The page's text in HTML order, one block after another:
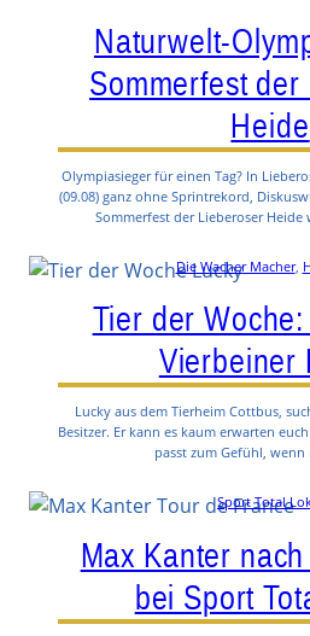
Naturwelt-
Sommerfest
Heide
Olympiasieger für einen Tag? In
(09.08) ganz ohne Sprintrekord,
Sommerfest der Lieberoser
Die Wacher Macher,
Tier der
Vierbeiner
Lucky aus dem Tierheim Cottbus,
Besitzer. Er kann es kaum erwarten
passt zum Gefühl,
Sport Total
Max Kanter
bei Sport